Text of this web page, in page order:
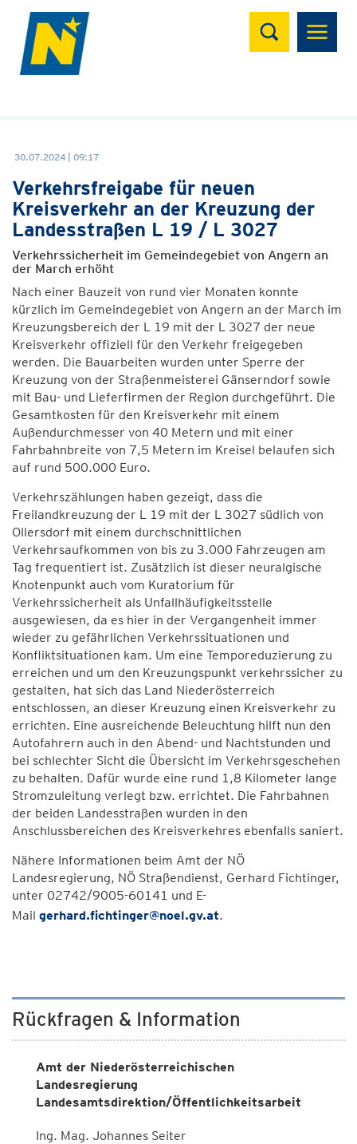
Suchen
30.07.2024 | 09:17
Verkehrsfreigabe für neuen
Kreisverkehr an der Kreuzung der
Landesstraßen L 19 / L 3027
Verkehrssicherheit im Gemeindegebiet von Angern an
der March erhöht
Nach einer Bauzeit von rund vier Monaten konnte
kürzlich im Gemeindegebiet von Angern an der March im
Kreuzungsbereich der L 19 mit der L 3027 der neue
Kreisverkehr offiziell für den Verkehr freigegeben
werden. Die Bauarbeiten wurden unter Sperre der
Kreuzung von der Straßenmeisterei Gänserndorf sowie
mit Bau- und Lieferfirmen der Region durchgeführt. Die
Gesamtkosten für den Kreisverkehr mit einem
Außendurchmesser von 40 Metern und mit einer
Fahrbahnbreite von 7,5 Metern im Kreisel belaufen sich
auf rund 500.000 Euro.
Verkehrszählungen haben gezeigt, dass die
Freilandkreuzung der L 19 mit der L 3027 südlich von
Ollersdorf mit einem durchschnittlichen
Verkehrsaufkommen von bis zu 3.000 Fahrzeugen am
Tag frequentiert ist. Zusätzlich ist dieser neuralgische
Knotenpunkt auch vom Kuratorium für
Verkehrssicherheit als Unfallhäufigkeitsstelle
ausgewiesen, da es hier in der Vergangenheit immer
wieder zu gefährlichen Verkehrssituationen und
Konfliktsituationen kam. Um eine Temporeduzierung zu
erreichen und um den Kreuzungspunkt verkehrssicher zu
gestalten, hat sich das Land Niederösterreich
entschlossen, an dieser Kreuzung einen Kreisverkehr zu
errichten. Eine ausreichende Beleuchtung hilft nun den
Autofahrern auch in den Abend- und Nachtstunden und
bei schlechter Sicht die Übersicht im Verkehrsgeschehen
zu behalten. Dafür wurde eine rund 1,8 Kilometer lange
Stromzuleitung verlegt bzw. errichtet. Die Fahrbahnen
der beiden Landesstraßen wurden in den
Anschlussbereichen des Kreisverkehres ebenfalls saniert.
Nähere Informationen beim Amt der NÖ
Landesregierung, NÖ Straßendienst, Gerhard Fichtinger,
unter 02742/9005-60141 und E-
Mail gerhard.fichtinger@noel.gv.at.
Rückfragen & Information
Amt der Niederösterreichischen
Landesregierung
Landesamtsdirektion/Öffentlichkeitsarbeit
Ing. Mag. Johannes Seiter